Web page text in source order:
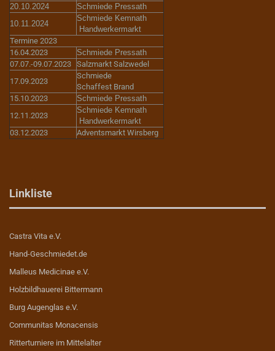
20.10.2024
Schmiede Pressath
10.11.2024
Schmiede Kemnath
Handwerkermarkt
Termine 2023
16.04.2023
Schmiede Pressath
07.07.-09.07.2023 Salzmarkt Salzwedel
17.09.2023
Schmiede
Schaffest Brand
15.10.2023
Schmiede Pressath
12.11.2023
Schmiede Kemnath
Handwerkermarkt
03.12.2023
Adventsmarkt Wirsberg
Linkliste
Castra Vita e.V.
Hand-Geschmiedet.de
Malleus Medicinae e.V.
Holzbildhauerei Bittermann
Burg Augenglas e.V.
Communitas Monacensis
Ritterturniere im Mittelalter